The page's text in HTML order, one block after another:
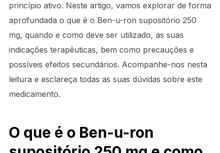
princípio ativo. Neste artigo, vamos explorar de forma
aprofundada o que é o Ben-u-ron supositório 250
mg, quando e como deve ser utilizado, as suas
indicações terapêuticas, bem como precauções e
possíveis efeitos secundários. Acompanhe-nos nesta
leitura e esclareça todas as suas dúvidas sobre este
medicamento.
O que é o Ben-u-ron